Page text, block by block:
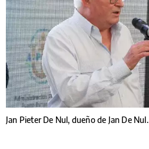
Jan Pieter De Nul, dueño de Jan De Nul.